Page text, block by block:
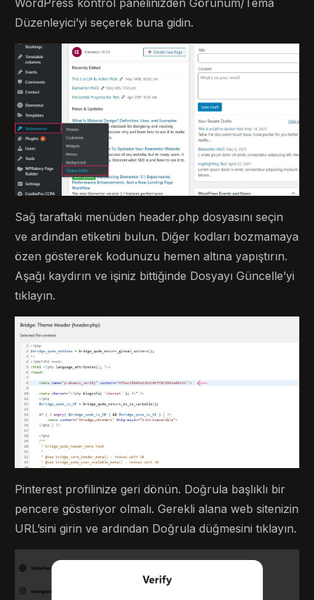
WordPress kontrol panelinizden Görünüm/Tema
Düzenleyici’yi seçerek buna gidin.
Sağ taraftaki menüden header.php dosyasını seçin
ve ardından etiketini bulun. Diğer kodları bozmamaya
özen göstererek kodunuzu hemen altına yapıştırın.
Aşağı kaydırın ve işiniz bittiğinde Dosyayı Güncelle’yi
tıklayın.
Pinterest profilinize geri dönün. Doğrula başlıklı bir
pencere gösteriyor olmalı. Gerekli alana web sitenizin
URL’sini girin ve ardından Doğrula düğmesini tıklayın.